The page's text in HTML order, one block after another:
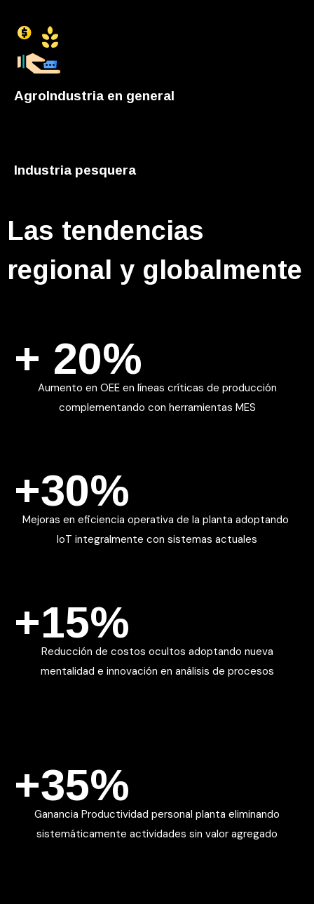
AgroIndustria en general
Industria pesquera
Las tendencias
regional y globalmente
+ 20%
Aumento en OEE en líneas críticas de producción
complementando con herramientas MES
+30%
Mejoras en eficiencia operativa de la planta adoptando
IoT integralmente con sistemas actuales
+15%
Reducción de costos ocultos adoptando nueva
mentalidad e innovación en análisis de procesos
+35%
Ganancia Productividad personal planta eliminando
sistemáticamente actividades sin valor agregado